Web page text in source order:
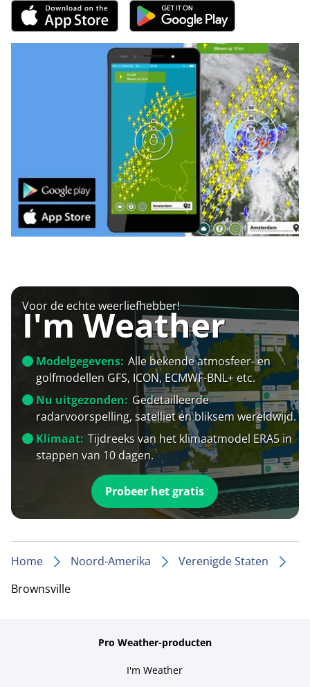
Voor de echte weerliefhebber!
I'm Weather
Modelgegevens: Alle bekende atmosfeer- en
golfmodellen GFS, ICON, ECMWF-BNL+ etc.
Nu uitgezonden: Gedetailleerde
radarvoorspelling, satelliet en bliksem wereldwijd.
Klimaat: Tijdreeks van het klimaatmodel ERA5 in
stappen van 10 dagen.
Probeer het gratis
Home Noord-Amerika
Verenigde Staten
Brownsville
Pro Weather-producten
I'm Weather